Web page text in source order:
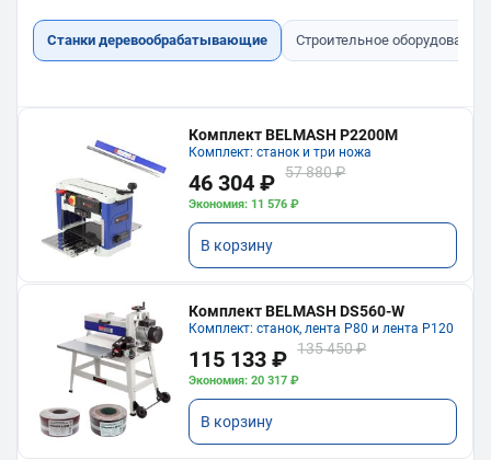
Станки деревообрабатывающие Строительное оборудование
Комплект BELMASH P2200M
Комплект: станок и три ножа
46 304 ₽ 57 880 ₽
Экономия: 11 576 ₽
В корзину
Комплект BELMASH DS560-W
Комплект: станок, лента P80 и лента P120
115 133 ₽ 135 450 ₽
Экономия: 20 317 ₽
В корзину